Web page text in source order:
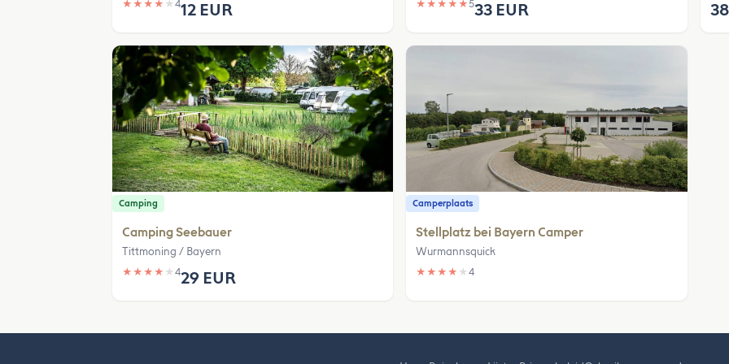
★ ★ ★ ★ ★ 412 EUR ★ ★ ★ ★ ★533 EUR
Camping
Camping Seebauer
Tittmoning / Bayern
★ ★ ★ ★ ★ 429 EUR
Camperplaats
Stellplatz bei Bayern Camper
Wurmannsquick
★ ★ ★ ★ ★4